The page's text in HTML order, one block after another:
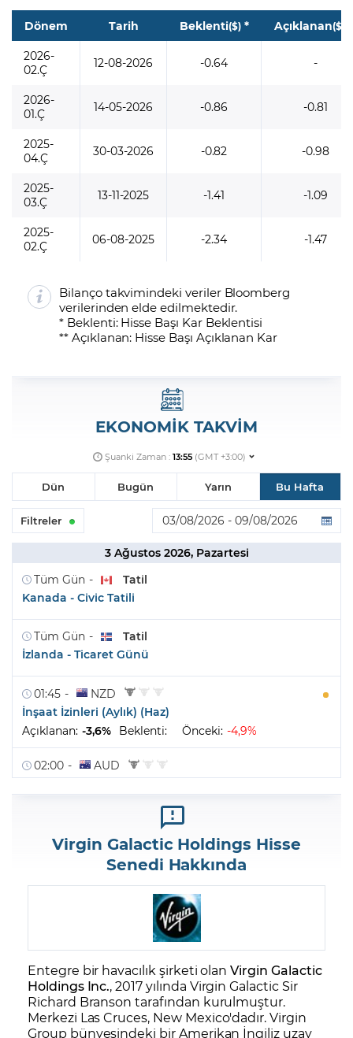
Dönem Tarih Beklenti($)* Açıklanan($)
2026-
02.Ç
12-08-2026 -0.64 -
2026-
01.Ç
14-05-2026 -0.86 -0.81
2025-
04.Ç
30-03-2026 -0.82 -0.98
2025-
03.Ç
13-11-2025 -1.41 -1.09
2025-
02.Ç
06-08-2025 -2.34 -1.47
Bilanço takvimindeki veriler Bloomberg
verilerinden elde edilmektedir.
* Beklenti: Hisse Başı Kar Beklentisi
** Açıklanan: Hisse Başı Açıklanan Kar
EKONOMİK TAKVİM
Virgin Galactic Holdings Hisse
Senedi Hakkında
Entegre bir havacılık şirketi olanVirgin Galactic
Holdings Inc., 2017 yılında Virgin Galactic Sir
Richard Branson tarafından kurulmuştur.
Merkezi Las Cruces, New Mexico'dadır. Virgin
Group bünyesindeki bir Amerikan İngiliz uzay